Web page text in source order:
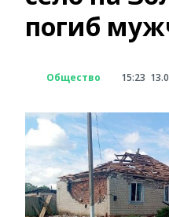
погиб
Общество 15:23